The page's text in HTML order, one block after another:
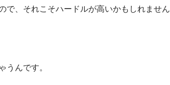
で、それこそハードルが高いかもしれません
うんです。